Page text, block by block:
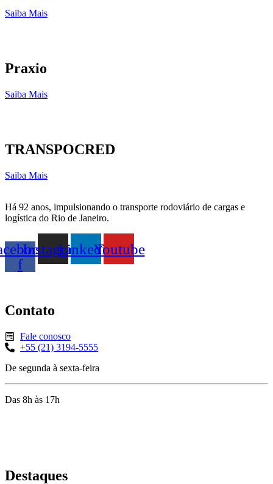
Saiba Mais
Praxio
Saiba Mais
TRANSPOCRED
Saiba Mais
Há 92 anos, impulsionando o transporte rodoviário de cargas e
logística do Rio de Janeiro.
f
InstagramLinkedinYoutube
Contato
Fale conosco
+55 (21) 3194-5555
De segunda à sexta-feira
Das 8h às 17h
Destaques